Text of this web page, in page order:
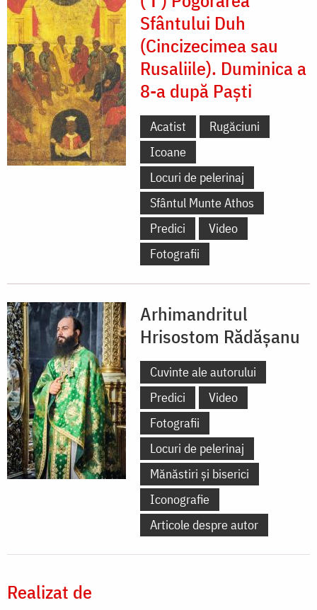
Sfântului Duh
(Cincizecimea sau
Rusaliile). Duminica a
8-a după Paști
Acatist
Rugăciuni
Icoane
Locuri de pelerinaj
Sfântul Munte Athos
Predici
Video
Fotografii
Arhimandritul
Hrisostom Rădăşanu
Cuvinte ale autorului
Predici
Video
Fotografii
Locuri de pelerinaj
Mănăstiri și biserici
Iconografie
Articole despre autor
Realizat de